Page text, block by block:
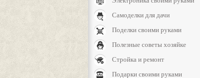
Самоделки для дачи
Поделки своими руками
Полезные советы хозяйке
Стройка и ремонт
Подарки своими руками